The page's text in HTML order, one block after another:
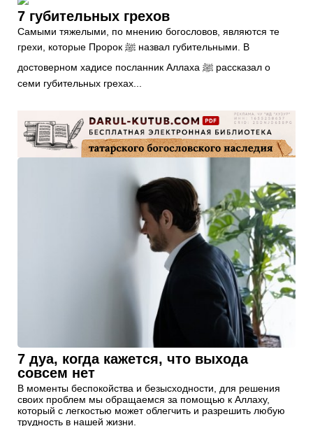
7 губительных грехов
Самыми тяжелыми, по мнению богословов, являются те
грехи, которые Пророк ﷺ назвал губительными. В
достоверном хадисе посланник Аллаха ﷺ рассказал о
семи губительных грехах...
7 дуа, когда кажется, что выхода
совсем нет
В моменты беспокойства и безысходности, для решения
своих проблем мы обращаемся за помощью к Аллаху,
который с легкостью может облегчить и разрешить любую
трудность в нашей жизни.